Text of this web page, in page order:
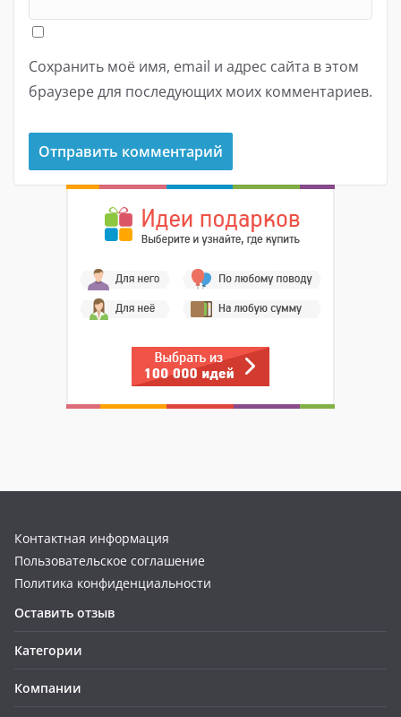
Сохранить моё имя, email и адрес сайта в этом
браузере для последующих моих комментариев.
Контактная информация
Пользовательское соглашение
Политика конфиденциальности
Оставить отзыв
Категории
Компании